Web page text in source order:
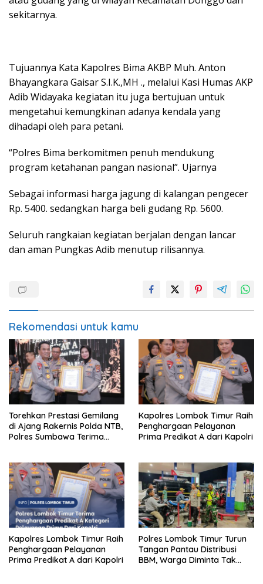
sekitarnya.
Tujuannya Kata Kapolres Bima AKBP Muh. Anton
Bhayangkara Gaisar S.I.K.,MH ., melalui Kasi Humas AKP
Adib Widayaka kegiatan itu juga bertujuan untuk
mengetahui kemungkinan adanya kendala yang
dihadapi oleh para petani.
“Polres Bima berkomitmen penuh mendukung
program ketahanan pangan nasional”. Ujarnya
Sebagai informasi harga jagung di kalangan pengecer
Rp. 5400. sedangkan harga beli gudang Rp. 5600.
Seluruh rangkaian kegiatan berjalan dengan lancar
dan aman Pungkas Adib menutup rilisannya.
Rekomendasi untuk kamu
Torehkan Prestasi Gemilang
di Ajang Rakernis Polda NTB,
Polres Sumbawa Terima
Kapolres Lombok Timur Raih
Penghargaan Pelayanan
Prima Predikat A dari Kapolri
Kapolres Lombok Timur Raih
Penghargaan Pelayanan
Prima Predikat A dari Kapolri
Polres Lombok Timur Turun
Tangan Pantau Distribusi
BBM, Warga Diminta Tak